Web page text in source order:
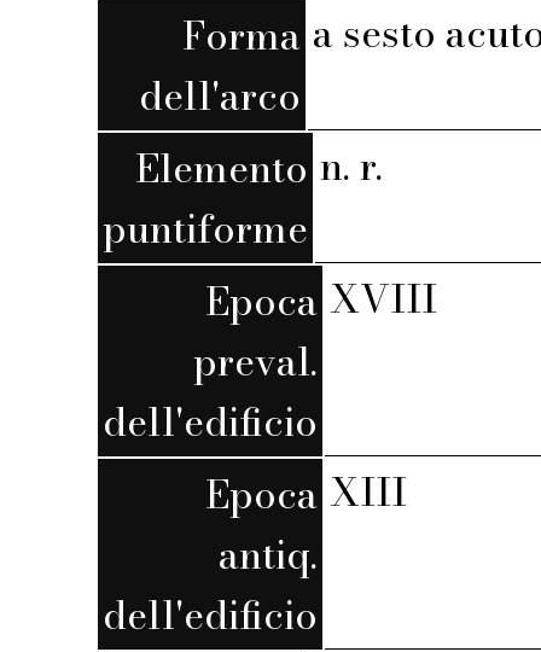
Forma
dell'arco
a sesto
Elemento
puntiforme
n. r.
Epoca
preval.
dell'edificio
XVIII
Epoca
antiq.
dell'edificio
XIII